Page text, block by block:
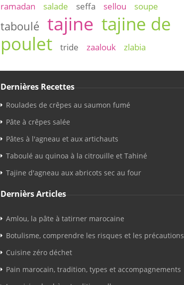
ramadan salade seffa sellou soupe
taboulé tajine tajine de
poulet
tride zaalouk zlabia
Dernières Recettes
Roulades de crêpes au saumon fumé
Pâte à crêpes salée
Pâtes à l'agneau et aux artichauts
Taboulé au quinoa à la citrouille et Tahiné
Tajine d'agneau aux abricots sec au four
Dernièrs Articles
Amlou, la pâte à tatirner marocaine
Botulisme, comprendre les risques et les précautions
Cuisine zéro déchet
Pain marocain, tradition, types et accompagnements